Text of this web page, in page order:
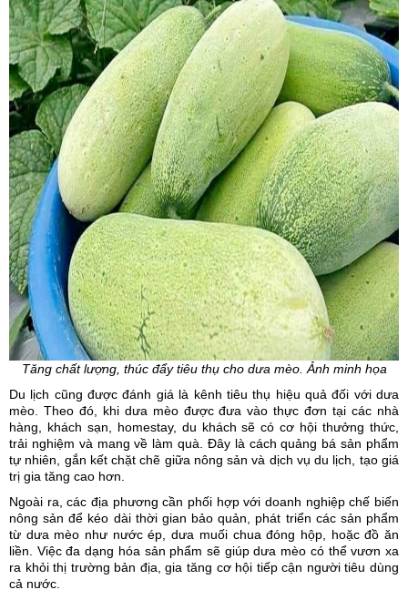
Tăng chất lượng, thúc đẩy tiêu thụ cho dưa mèo. Ảnh minh họa
Du lịch cũng được đánh giá là kênh tiêu thụ hiệu quả đối với dưa
mèo. Theo đó, khi dưa mèo được đưa vào thực đơn tại các nhà
hàng, khách sạn, homestay, du khách sẽ có cơ hội thưởng thức,
trải nghiệm và mang về làm quà. Đây là cách quảng bá sản phẩm
tự nhiên, gắn kết chặt chẽ giữa nông sản và dịch vụ du lịch, tạo giá
trị gia tăng cao hơn.
Ngoài ra, các địa phương cần phối hợp với doanh nghiệp chế biến
nông sản để kéo dài thời gian bảo quản, phát triển các sản phẩm
từ dưa mèo như nước ép, dưa muối chua đóng hộp, hoặc đồ ăn
liền. Việc đa dạng hóa sản phẩm sẽ giúp dưa mèo có thể vươn xa
ra khỏi thị trường bản địa, gia tăng cơ hội tiếp cận người tiêu dùng
cả nước.